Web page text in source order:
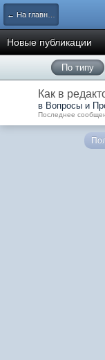
← На главную
Новые публикации
По типу
Как в
в Вопросы и
Последнее